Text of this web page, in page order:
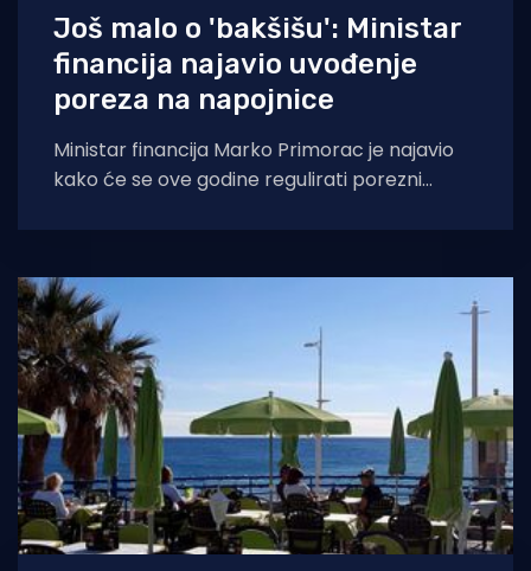
Još malo o 'bakšišu': Ministar
financija najavio uvođenje
poreza na napojnice
Ministar financija Marko Primorac je najavio
kako će se ove godine regulirati porezni